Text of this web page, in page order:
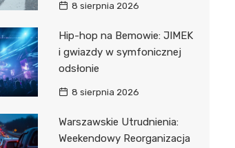
8 sierpnia 2026
Hip-hop na Bemowie: JIMEK
i gwiazdy w symfonicznej
odsłonie
8 sierpnia 2026
Warszawskie Utrudnienia:
Weekendowy Reorganizacja